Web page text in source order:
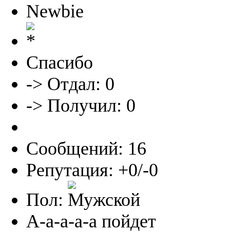
Newbie
Спасибо
-> Отдал: 0
-> Получил: 0
Сообщений: 16
Репутация: +0/-0
Пол:
А-а-а-а-а пойдет